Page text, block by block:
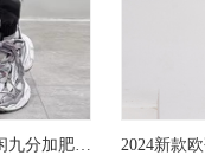
速干夏运动长裤子男宽松大码休闲九分加肥工装束脚春秋2024冰丝薄